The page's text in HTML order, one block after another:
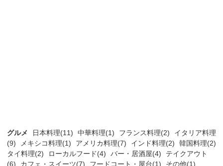
グルメ 日本料理(11) 中華料理(1) フランス料理(2)
イタリア料理
(9)
メキシコ料理(1) アメリカ料理(7) インド料理(2)
韓国料理(2)
タイ料理(2)
ローカルフード(4) バー・居酒屋(4)
テイクアウト
(6)
カフェ・スイーツ(7) フードコート・屋台(1) その他(1)